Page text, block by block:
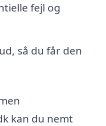
fejl og
så du får den
kan du nemt